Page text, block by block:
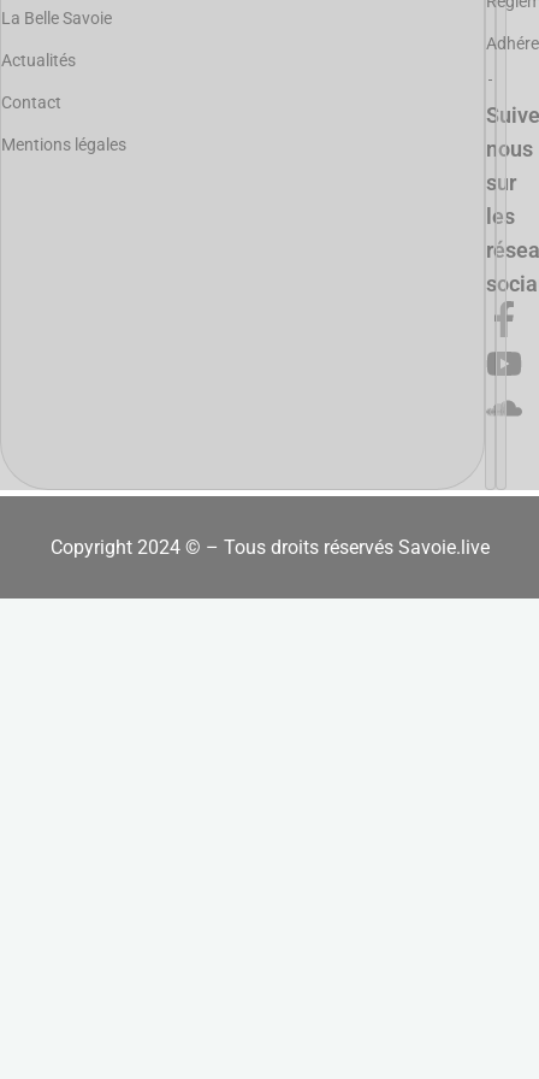
La Belle Savoie
Actualités
Contact
Mentions légales
nous
sur
les
Copyright 2024 © – Tous droits réservés Savoie.live